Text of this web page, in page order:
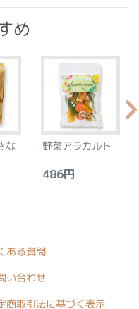
め
な 野菜アラカルト
486円
ある質問
い合わせ
商取引法に基づく表示